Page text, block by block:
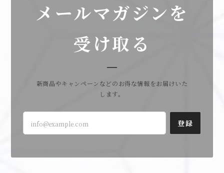
メールマガジンを
受け取る
新商品やキャンペーンなどのお得な情報をお届けいた
します。
登録